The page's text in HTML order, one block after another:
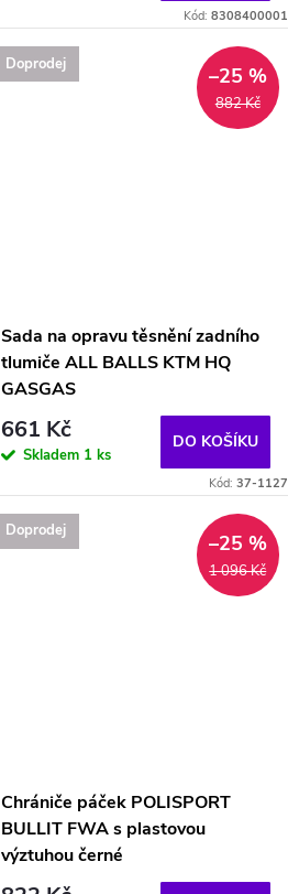
Kód: 8308400001
Doprodej
882 Kč
–25 %
Sada na opravu těsnění zadního
tlumiče ALL BALLS KTM HQ
GASGAS
661 Kč
Skladem 1 ks
DO KOŠÍKU
Kód: 37-1127
Doprodej
1 096 Kč
–25 %
Chrániče páček POLISPORT
BULLIT FWA s plastovou
výztuhou černé